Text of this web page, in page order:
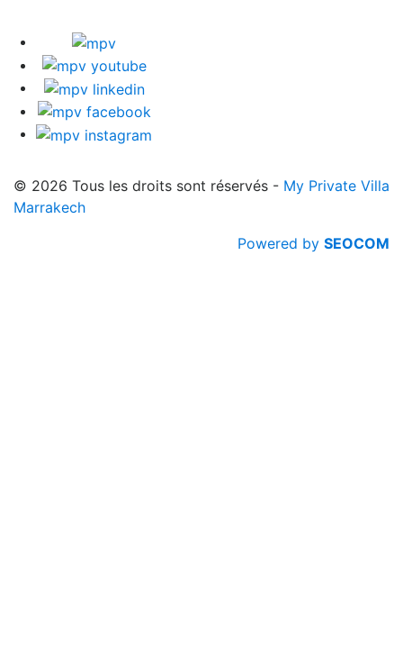
© 2026 Tous les droits sont réservés - My Private Villa
Marrakech
Powered by SEOCOM